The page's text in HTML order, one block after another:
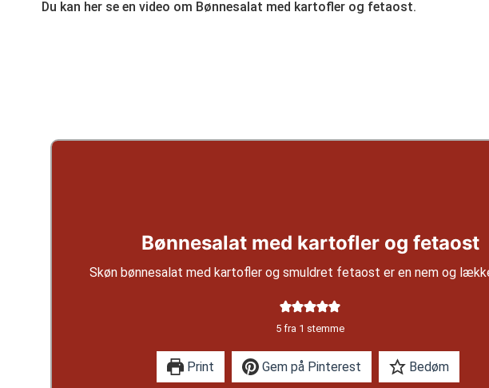
Du kan her se en video om Bønnesalat med kartofler og fetaost.
Bønnesalat med kartofler og fetaost
Skøn bønnesalat med kartofler og smuldret fetaost er en nem og
5 fra 1 stemme
Print Gem på Pinterest
Bedøm